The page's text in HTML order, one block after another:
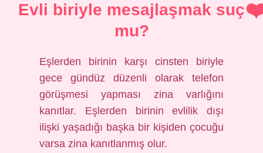
Evli biriyle mesajlaşmak suç
mu?
Eşlerden birinin karşı cinsten biriyle
gece gündüz düzenli olarak telefon
görüşmesi yapması zina varlığını
kanıtlar. Eşlerden birinin evlilik dışı
ilişki yaşadığı başka bir kişiden çocuğu
varsa zina kanıtlanmış olur.